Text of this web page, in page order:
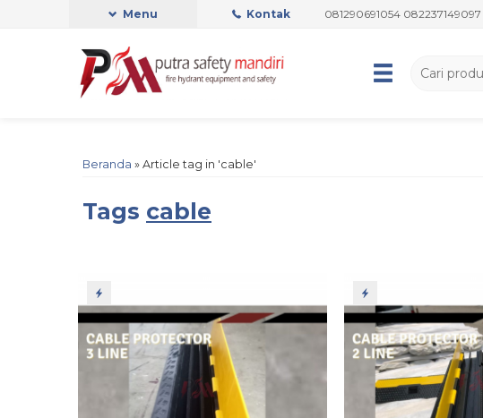
Menu Kontak
Admin Support by Phone or Whatsapp 081290691054 082237149097
Beranda » Article tag in 'cable'
Tags cable